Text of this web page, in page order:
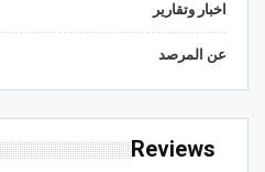
اخبار وتقارير
عن المرصد
Reviews